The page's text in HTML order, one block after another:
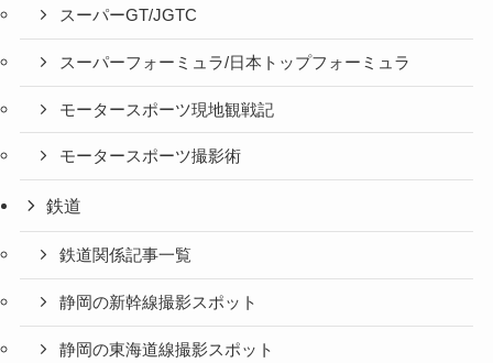
スーパーGT/JGTC
スーパーフォーミュラ/日本トップフォーミュラ
モータースポーツ現地観戦記
モータースポーツ撮影術
鉄道
鉄道関係記事一覧
静岡の新幹線撮影スポット
静岡の東海道線撮影スポット